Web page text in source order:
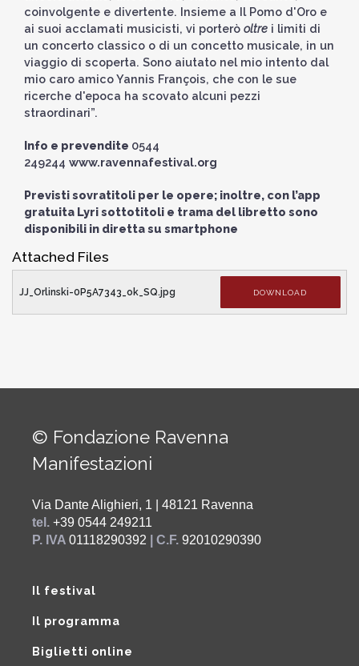
coinvolgente e divertente. Insieme a Il Pomo d'Oro e
ai suoi acclamati musicisti, vi porterò oltre i limiti di
un concerto classico o di un concetto musicale, in un
viaggio di scoperta. Sono aiutato nel mio intento dal
mio caro amico Yannis François, che con le sue
ricerche d'epoca ha scovato alcuni pezzi
straordinari”.
Info e prevendite 0544
249244 www.ravennafestival.org
Previsti sovratitoli per le opere; inoltre, con l’app
gratuita Lyri sottotitoli e trama del libretto sono
disponibili in diretta su smartphone
Attached Files
JJ_Orlinski-0P5A7343_ok_SQ.jpg DOWNLOAD
© Fondazione Ravenna
Manifestazioni
Via Dante Alighieri, 1 | 48121 Ravenna
tel. +39 0544 249211
P. IVA 01118290392 | C.F. 92010290390
Il festival
Il programma
Biglietti online